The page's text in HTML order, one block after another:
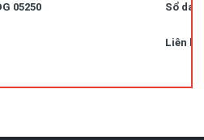
05250 Sổ da
Liên hệ